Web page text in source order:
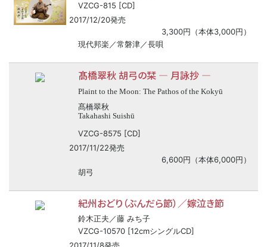
VZCG-815 [CD]
2017/12/20発売
3,300円（本体3,000円）
現代邦楽／常磐津／長唄
髙橋翠秋 胡弓の栞 ― 月詠抄 ―
Plaint to the Moon: The Pathos of the Kokyū
髙橋翠秋
Takahashi Suishū
VZCG-8575 [CD]
2017/11/22発売
6,600円（本体6,000円）
胡弓
紀州おどり（ぶんだら節）／嫁泣き節
鈴木正夫／藤 みち子
VZCG-10570 [12cmシングルCD]